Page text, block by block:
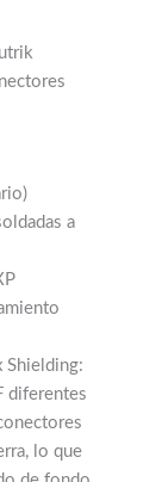
a
Shielding:
diferentes
lo que